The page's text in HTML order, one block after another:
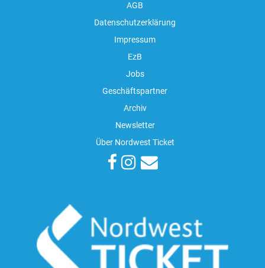
AGB
Datenschutzerklärung
Impressum
EzB
Jobs
Geschäftspartner
Archiv
Newsletter
Über Nordwest Ticket